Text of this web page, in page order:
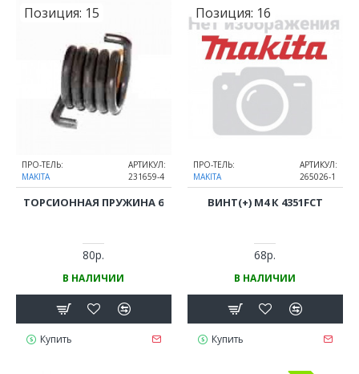
Позиция: 15
ПРО-ТЕЛЬ:
MAKITA
АРТИКУЛ:
231659-4
ТОРСИОННАЯ ПРУЖИНА 6
80р.
В НАЛИЧИИ
Купить
Позиция: 16
ПРО-ТЕЛЬ:
MAKITA
АРТИКУЛ:
265026-1
ВИНТ(+) М4 К 4351FCT
68р.
В НАЛИЧИИ
Купить